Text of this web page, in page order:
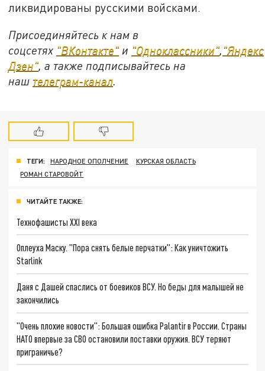
ликвидированы русскими войсками.
Присоединяйтесь к нам в
соцсетях "ВКонтакте" и "Одноклассники", "Яндекс
Дзен", а также подписывайтесь на
наш телеграм-канал.
ТЕГИ: НАРОДНОЕ ОПОЛЧЕНИЕ
КУРСКАЯ ОБЛАСТЬ
РОМАН СТАРОВОЙТ
ЧИТАЙТЕ ТАКЖЕ:
Технофашисты XXI века
Оплеуха Маску. "Пора снять белые перчатки": Как уничтожить
Starlink
Даня с Дашей спаслись от боевиков ВСУ. Но беды для малышей не
закончились
"Очень плохие новости": Большая ошибка Palantir в России. Страны
НАТО впервые за СВО остановили поставки оружия. ВСУ теряют
приграничье?